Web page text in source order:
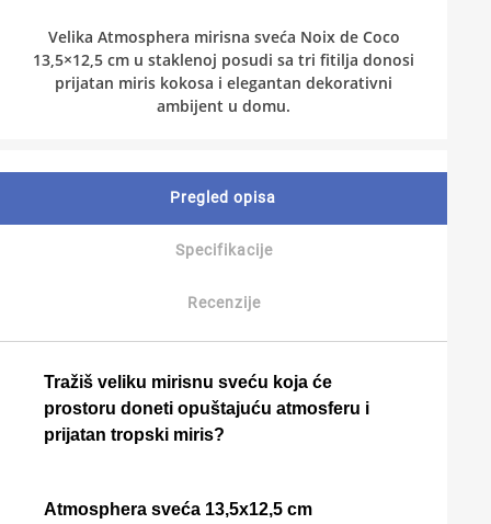
Velika Atmosphera mirisna sveća Noix de Coco
13,5×12,5 cm u staklenoj posudi sa tri fitilja donosi
prijatan miris kokosa i elegantan dekorativni
ambijent u domu.
Pregled opisa
Specifikacije
Recenzije
Tražiš veliku mirisnu sveću koja će
prostoru doneti opuštajuću atmosferu i
prijatan tropski miris?
Atmosphera sveća 13,5x12,5 cm